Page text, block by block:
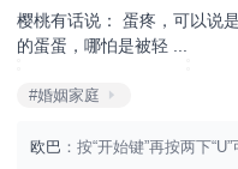
樱桃有话说： 蛋疼，可以说
的蛋蛋，哪怕是被轻 ...
#婚姻家庭
欧巴 ：按“开始键”再按两下